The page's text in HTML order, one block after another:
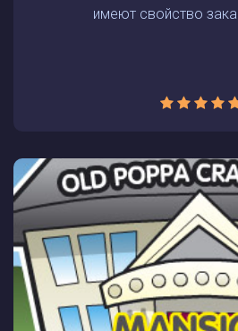
имеют свойство